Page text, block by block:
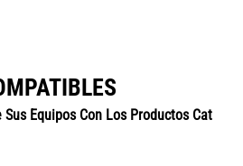
Equipos Con Los Productos Cat